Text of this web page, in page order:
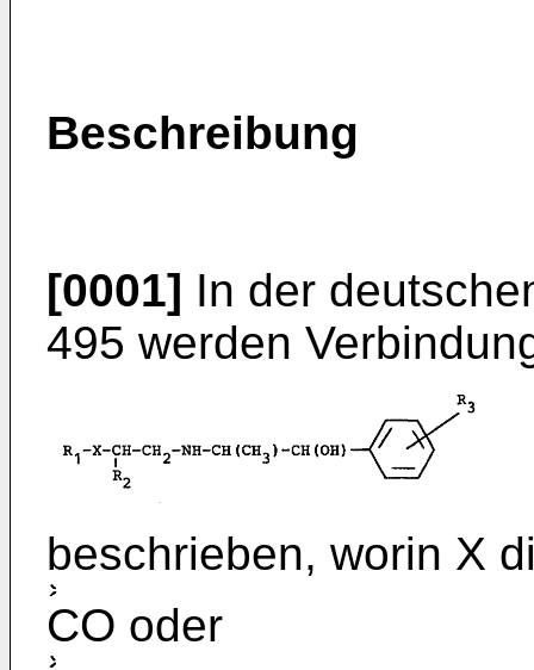
Beschreibung
[0001] In der
495 werden
beschrieben, worin X
CO oder